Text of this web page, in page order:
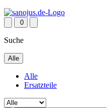
0
Suche
Alle
Alle
Ersatzteile